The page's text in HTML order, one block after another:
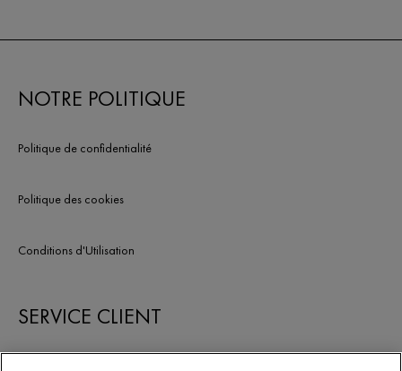
NOTRE POLITIQUE
Politique de confidentialité
Politique des cookies
Conditions d'Utilisation
SERVICE CLIENT